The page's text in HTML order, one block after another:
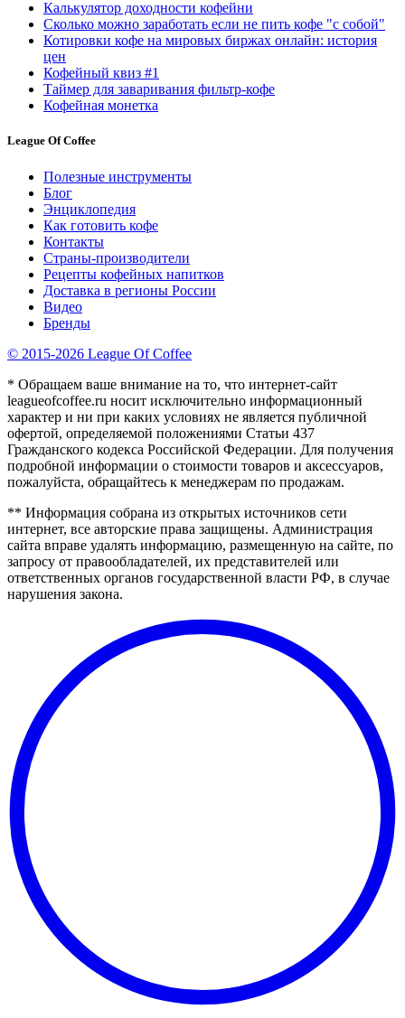
Калькулятор доходности кофейни
Сколько можно заработать если не пить кофе "с собой"
Котировки кофе на мировых биржах онлайн: история
цен
Кофейный квиз #1
Таймер для заваривания фильтр-кофе
Кофейная монетка
League Of Coffee
Полезные инструменты
Блог
Энциклопедия
Как готовить кофе
Контакты
Страны-производители
Рецепты кофейных напитков
Доставка в регионы России
Видео
Бренды
© 2015-2026 League Of Coffee
* Обращаем ваше внимание на то, что интернет-сайт
leagueofcoffee.ru носит исключительно информационный
характер и ни при каких условиях не является публичной
офертой, определяемой положениями Статьи 437
Гражданского кодекса Российской Федерации. Для получения
подробной информации о стоимости товаров и аксессуаров,
пожалуйста, обращайтесь к менеджерам по продажам.
** Информация собрана из открытых источников сети
интернет, все авторские права защищены. Администрация
сайта вправе удалять информацию, размещенную на сайте, по
запросу от правообладателей, их представителей или
ответственных органов государственной власти РФ, в случае
нарушения закона.